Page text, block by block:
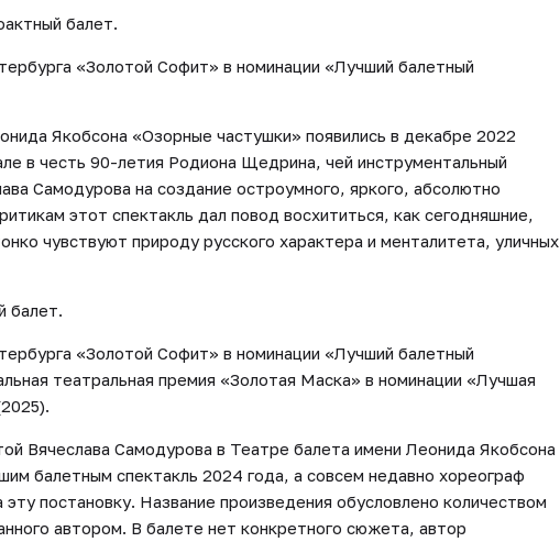
балет.
«Золотой Софит» в номинации «Лучший балетный
Якобсона «Озорные частушки» появились в декабре 2022
в честь 90-летия Родиона Щедрина, чей инструментальный
Самодурова на создание остроумного, яркого, абсолютно
этот спектакль дал повод восхититься, как сегодняшние,
чувствуют природу русского характера и менталитета, уличных
балет.
«Золотой Софит» в номинации «Лучший балетный
театральная премия «Золотая Маска» в номинации «Лучшая
Вячеслава Самодурова в Театре балета имени Леонида Якобсона
балетным спектакль 2024 года, а совсем недавно хореограф
постановку. Название произведения обусловлено количеством
автором. В балете нет конкретного сюжета, автор